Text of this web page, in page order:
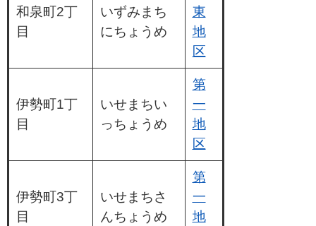
和泉町2丁
目
いずみまち
にちょうめ
東
地
区
伊勢町1丁
目
いせまちい
っちょうめ
第
一
地
区
伊勢町3丁
目
いせまちさ
んちょうめ
第
一
地